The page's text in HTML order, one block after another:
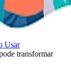
Usar
transformar